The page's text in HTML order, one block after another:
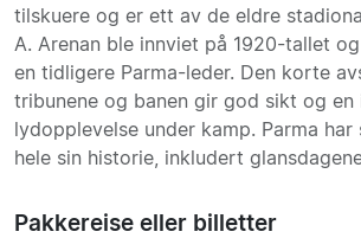
tilskuere og er ett av de eldre
A. Arenan ble innviet på 1920-tallet
en tidligere Parma-leder. Den korte
tribunene og banen gir god sikt og en
lydopplevelse under kamp. Parma
hele sin historie, inkludert
Pakkereise eller billetter